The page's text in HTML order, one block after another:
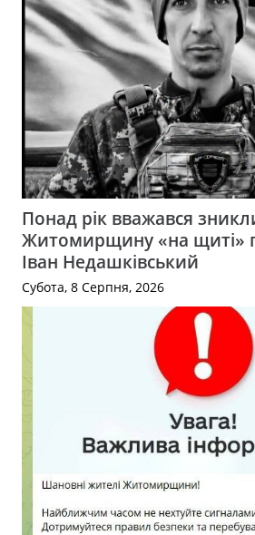
Понад рік вважався
Житомирщину «на щиті»
Іван Недашківський
Субота, 8 Серпня, 2026